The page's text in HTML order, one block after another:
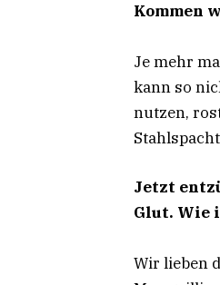
Kommen
Je mehr
kann so
nutzen,
Jetzt
Glut. Wie
Wir lieben